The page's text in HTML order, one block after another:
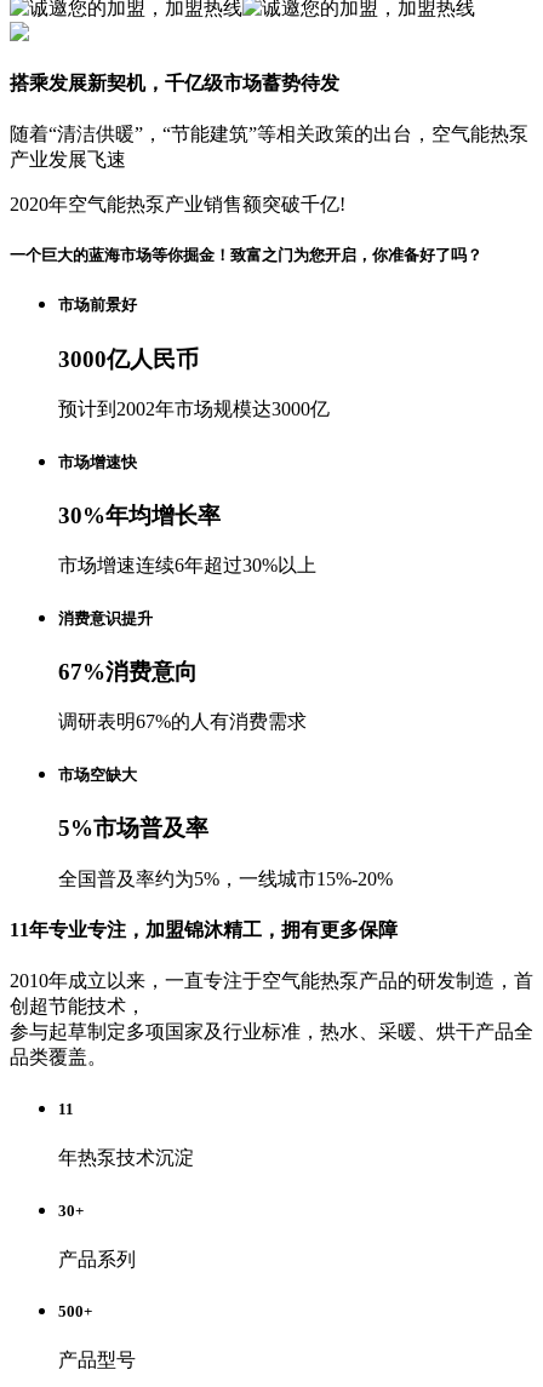
搭乘发展新契机，千亿级市场蓄势待发
随着“清洁供暖”，“节能建筑”等相关政策的出台，空气能热泵
产业发展飞速
2020年空气能热泵产业销售额突破千亿!
一个巨大的蓝海市场等你掘金！致富之门为您开启，你准备好了吗？
市场前景好
3000亿人民币
预计到2002年市场规模达3000亿
市场增速快
30%年均增长率
市场增速连续6年超过30%以上
消费意识提升
67%消费意向
调研表明67%的人有消费需求
市场空缺大
5%市场普及率
全国普及率约为5%，一线城市15%-20%
11年专业专注，加盟锦沐精工，拥有更多保障
2010年成立以来，一直专注于空气能热泵产品的研发制造，首
创超节能技术，
参与起草制定多项国家及行业标准，热水、采暖、烘干产品全
品类覆盖。
11
年热泵技术沉淀
30+
产品系列
500+
产品型号